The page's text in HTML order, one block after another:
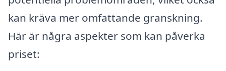
kan kräva mer omfattande granskning.
Här är några aspekter som kan påverka
priset: